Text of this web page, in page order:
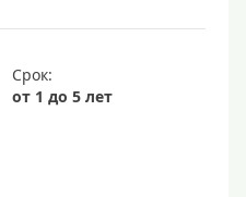
Срок:
от 1 до 5 лет